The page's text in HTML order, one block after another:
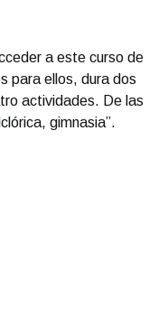
a este curso de
para ellos, dura dos
actividades. De las
gimnasia”.